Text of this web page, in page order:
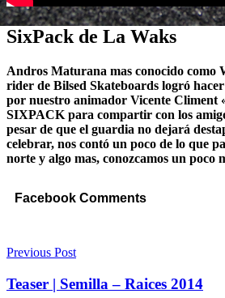
SixPack de La Waks
Andros Maturana mas conocido como
rider de Bilsed Skateboards logró
por nuestro animador Vicente Climent
SIXPACK para compartir con los
pesar de que el guardia no dejará
celebrar, nos contó un poco de lo que
norte y algo mas, conozcamos un poco
Facebook Comments
Previous Post
Teaser | Semilla – Raices 2014